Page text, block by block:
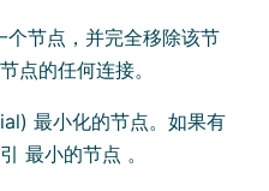
节点，并完全移除该节
点的任何连接。
最小化的节点。如果有
最小的节点 。